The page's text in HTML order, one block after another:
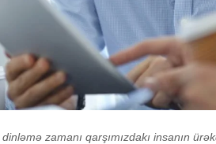
zamanı qarşımızdakı insanın